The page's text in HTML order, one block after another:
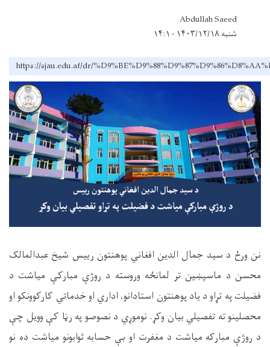
Abdullah Saeed
شنبه ۱۴۰۳/۱۲/۱۸ - ۱۴:۱
https://sjau.edu.af/dr/
نن ورځ د سيد جمال الدين افغاني پوهنتون رييس شيخ عبدالمالک
محسن د ماسپښين تر لمانځه وروسته د روژې مبارکې مياشت د
فضيلت په تړاو د ياد پوهنتون استادانو، اداري او خدماتي کارکوونکو او
محصلينو ته تفصيلي بيان وکړ. نوموړي د نصوصو په رڼا کې وويل چې
د روژې مبارکه مياشت د مغفرت او بې حسابه ثوابونو مياشت ده نو